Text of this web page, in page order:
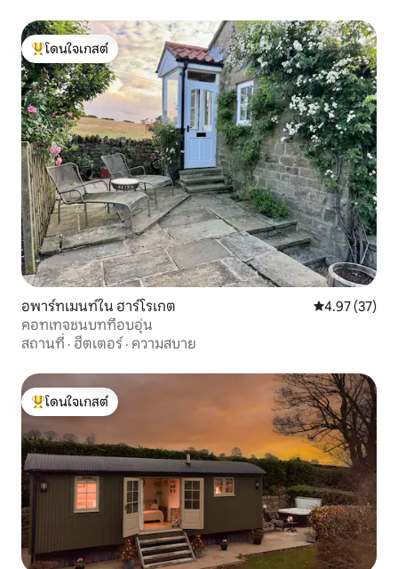
โดนใจเกสต์ที่สุด
โดนใจเกสต์
อพาร์ทเมนท์ใน ฮาร์โรเกต คะแนนเฉลี่ย
4.97 (37)
คอทเทจชนบทที่อบอุ่น
สถานที่ · ฮีตเตอร์ · ความสบาย
โดนใจเกสต์ที่สุด
โดนใจเกสต์